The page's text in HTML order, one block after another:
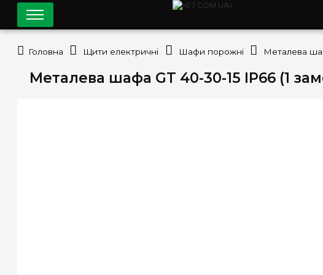
Металева шафа GT 40-30-15 IP66 (1
Головна Щити електричні Шафи порожні